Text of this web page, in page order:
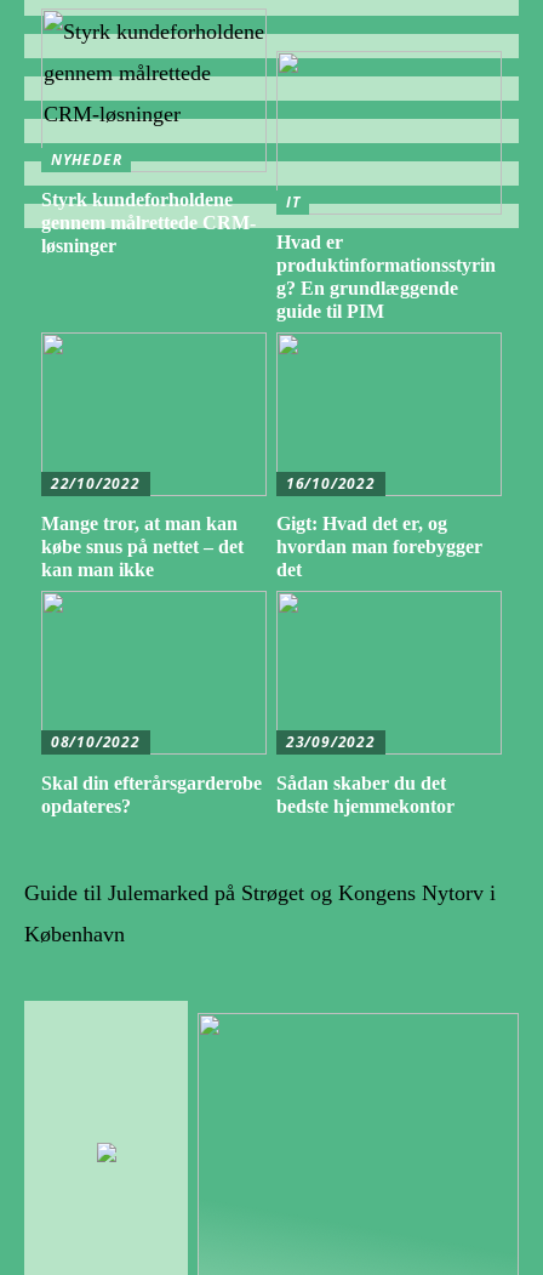
NYHEDER
Styrk kundeforholdene
gennem målrettede CRM-
løsninger
IT
Hvad er
produktinformationsstyrin
g? En grundlæggende
guide til PIM
22/10/2022
Mange tror, at man kan
købe snus på nettet – det
kan man ikke
16/10/2022
Gigt: Hvad det er, og
hvordan man forebygger
det
08/10/2022
Skal din efterårsgarderobe
opdateres?
23/09/2022
Sådan skaber du det
bedste hjemmekontor
Guide til Julemarked på Strøget og Kongens Nytorv i
København